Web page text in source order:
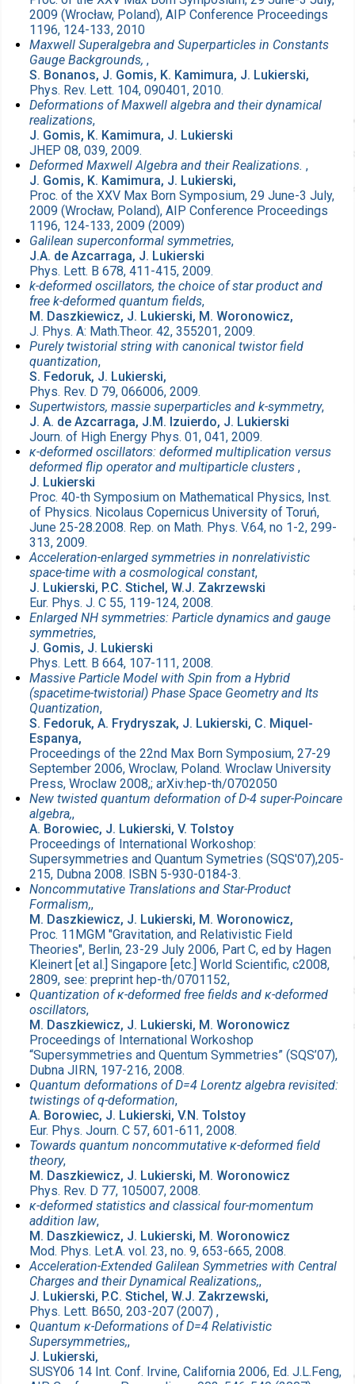
2009 (Wrocław, Poland), AIP Conference Proceedings
1196, 124-133, 2010
Maxwell Superalgebra and Superparticles in Constants
Gauge Backgrounds, ,
S. Bonanos, J. Gomis, K. Kamimura, J. Lukierski,
Phys. Rev. Lett. 104, 090401, 2010.
Deformations of Maxwell algebra and their dynamical
realizations,
J. Gomis, K. Kamimura, J. Lukierski
JHEP 08, 039, 2009.
Deformed Maxwell Algebra and their Realizations. ,
J. Gomis, K. Kamimura, J. Lukierski,
Proc. of the XXV Max Born Symposium, 29 June-3 July,
2009 (Wrocław, Poland), AIP Conference Proceedings
1196, 124-133, 2009 (2009)
Galilean superconformal symmetries,
J.A. de Azcarraga, J. Lukierski
Phys. Lett. B 678, 411-415, 2009.
k-deformed oscillators, the choice of star product and
free k-deformed quantum fields,
M. Daszkiewicz, J. Lukierski, M. Woronowicz,
J. Phys. A: Math.Theor. 42, 355201, 2009.
Purely twistorial string with canonical twistor field
quantization,
S. Fedoruk, J. Lukierski,
Phys. Rev. D 79, 066006, 2009.
Supertwistors, massie superparticles and k-symmetry,
J. A. de Azcarraga, J.M. Izuierdo, J. Lukierski
Journ. of High Energy Phys. 01, 041, 2009.
κ-deformed oscillators: deformed multiplication versus
deformed flip operator and multiparticle clusters ,
J. Lukierski
Proc. 40-th Symposium on Mathematical Physics, Inst.
of Physics. Nicolaus Copernicus University of Toruń,
June 25-28.2008. Rep. on Math. Phys. V.64, no 1-2, 299-
313, 2009.
Acceleration-enlarged symmetries in nonrelativistic
space-time with a cosmological constant,
J. Lukierski, P.C. Stichel, W.J. Zakrzewski
Eur. Phys. J. C 55, 119-124, 2008.
Enlarged NH symmetries: Particle dynamics and gauge
symmetries,
J. Gomis, J. Lukierski
Phys. Lett. B 664, 107-111, 2008.
Massive Particle Model with Spin from a Hybrid
(spacetime-twistorial) Phase Space Geometry and Its
Quantization,
S. Fedoruk, A. Frydryszak, J. Lukierski, C. Miquel-
Espanya,
Proceedings of the 22nd Max Born Symposium, 27-29
September 2006, Wroclaw, Poland. Wroclaw University
Press, Wroclaw 2008,; arXiv:hep-th/0702050
New twisted quantum deformation of D-4 super-Poincare
algebra,,
A. Borowiec, J. Lukierski, V. Tolstoy
Proceedings of International Workoshop:
Supersymmetries and Quantum Symetries (SQS'07),205-
215, Dubna 2008. ISBN 5-930-0184-3.
Noncommutative Translations and Star-Product
Formalism,,
M. Daszkiewicz, J. Lukierski, M. Woronowicz,
Proc. 11MGM "Gravitation, and Relativistic Field
Theories", Berlin, 23-29 July 2006, Part C, ed by Hagen
Kleinert [et al.] Singapore [etc.] World Scientific, c2008,
2809, see: preprint hep-th/0701152,
Quantization of κ-deformed free fields and κ-deformed
oscillators,
M. Daszkiewicz, J. Lukierski, M. Woronowicz
Proceedings of International Workoshop
“Supersymmetries and Quentum Symmetries” (SQS’07),
Dubna JIRN, 197-216, 2008.
Quantum deformations of D=4 Lorentz algebra revisited:
twistings of q-deformation,
A. Borowiec, J. Lukierski, V.N. Tolstoy
Eur. Phys. Journ. C 57, 601-611, 2008.
Towards quantum noncommutative κ-deformed field
theory,
M. Daszkiewicz, J. Lukierski, M. Woronowicz
Phys. Rev. D 77, 105007, 2008.
κ-deformed statistics and classical four-momentum
addition law,
M. Daszkiewicz, J. Lukierski, M. Woronowicz
Mod. Phys. Let.A. vol. 23, no. 9, 653-665, 2008.
Acceleration-Extended Galilean Symmetries with Central
Charges and their Dynamical Realizations,,
J. Lukierski, P.C. Stichel, W.J. Zakrzewski,
Phys. Lett. B650, 203-207 (2007) ,
Quantum κ-Deformations of D=4 Relativistic
Supersymmetries,,
J. Lukierski,
SUSY06 14 Int. Conf. Irvine, California 2006, Ed. J.L.Feng,